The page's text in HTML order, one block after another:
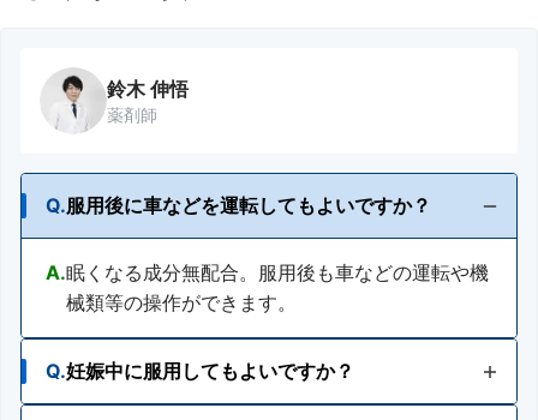
鈴木 伸悟
薬剤師
Q.服用後に車などを運転してもよいですか？
A.眠くなる成分無配合。服用後も車などの運転や機
械類等の操作ができます。
Q.妊娠中に服用してもよいですか？